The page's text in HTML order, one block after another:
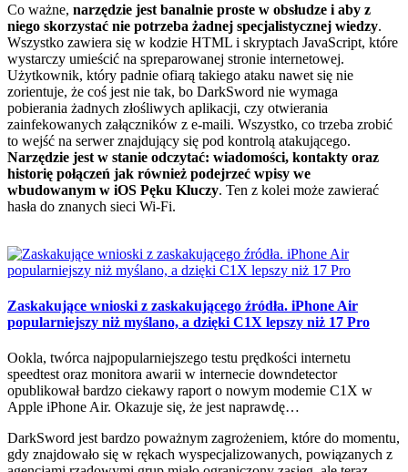
Co ważne, narzędzie jest banalnie proste w obsłudze i aby z
niego skorzystać nie potrzeba żadnej specjalistycznej wiedzy.
Wszystko zawiera się w kodzie HTML i skryptach JavaScript, które
wystarczy umieścić na spreparowanej stronie internetowej.
Użytkownik, który padnie ofiarą takiego ataku nawet się nie
zorientuje, że coś jest nie tak, bo DarkSword nie wymaga
pobierania żadnych złośliwych aplikacji, czy otwierania
zainfekowanych załączników z e-maili. Wszystko, co trzeba zrobić
to wejść na serwer znajdujący się pod kontrolą atakującego.
Narzędzie jest w stanie odczytać: wiadomości, kontakty oraz
historię połączeń jak również podejrzeć wpisy we
wbudowanym w iOS Pęku Kluczy. Ten z kolei może zawierać
hasła do znanych sieci Wi-Fi.
Zaskakujące wnioski z zaskakującego źródła. iPhone Air
popularniejszy niż myślano, a dzięki C1X lepszy niż 17 Pro
Ookla, twórca najpopularniejszego testu prędkości internetu
speedtest oraz monitora awarii w internecie downdetector
opublikował bardzo ciekawy raport o nowym modemie C1X w
Apple iPhone Air. Okazuje się, że jest naprawdę…
DarkSword jest bardzo poważnym zagrożeniem, które do momentu,
gdy znajdowało się w rękach wyspecjalizowanych, powiązanych z